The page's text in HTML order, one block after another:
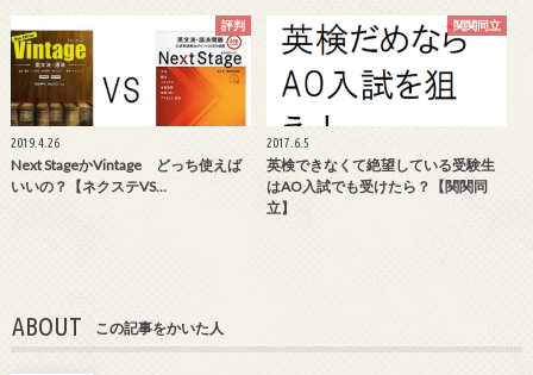
評判
2019.4.26
Next StageかVintage どっち使えば
いいの？【ネクステVS…
関関同立
2017.6.5
英検できなくて絶望している受験生
はAO入試でも受けたら？【関関同
立】
ABOUT この記事をかいた人